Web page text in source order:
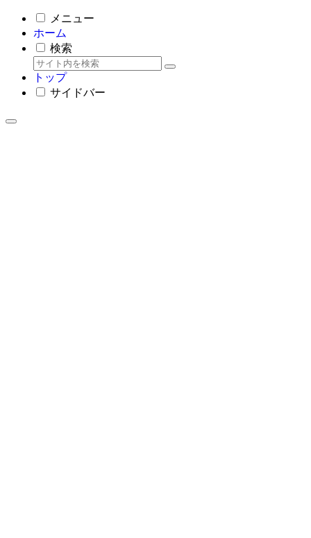
メニュー
ホーム
検索
トップ
サイドバー